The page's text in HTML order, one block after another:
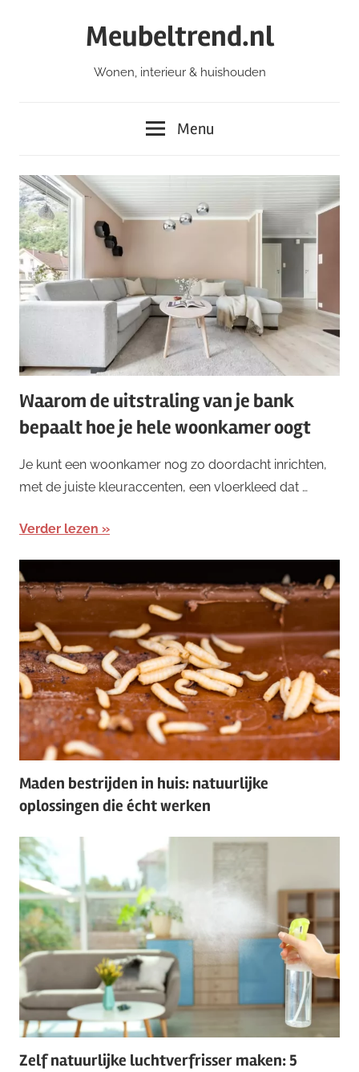
Meubeltrend.nl
Wonen, interieur & huishouden
Menu
Waarom de uitstraling van je bank
bepaalt hoe je hele woonkamer oogt
Je kunt een woonkamer nog zo doordacht inrichten,
met de juiste kleuraccenten, een vloerkleed dat …
Verder lezen
Maden bestrijden in huis: natuurlijke
oplossingen die écht werken
Zelf natuurlijke luchtverfrisser maken: 5